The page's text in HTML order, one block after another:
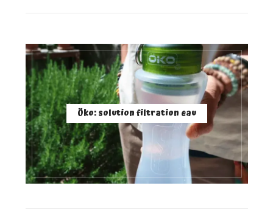
Öko: solution filtration eau